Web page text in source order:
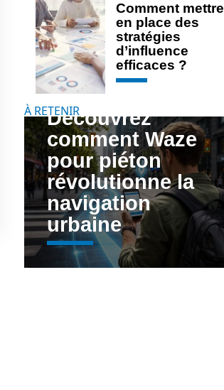
Comment mettre
en place des
stratégies
d’influence
efficaces ?
À RETENIR
Découvrez
comment Waze
pour piéton
révolutionne la
navigation
urbaine